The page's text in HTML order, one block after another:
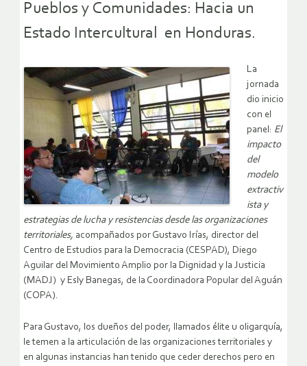
Pueblos y Comunidades: Hacia un
Estado Intercultural en Honduras.
La
jornada
dio inicio
con el
panel: El
impacto
del
modelo
extractiv
ista y
estrategias de lucha y resistencias desde las organizaciones
territoriales, acompañados por Gustavo Irías, director del
Centro de Estudios para la Democracia (CESPAD), Diego
Aguilar del Movimiento Amplio por la Dignidad y la Justicia
(MADJ) y Esly Banegas, de la Coordinadora Popular del Aguán
(COPA).
Para Gustavo, los dueños del poder, llamados élite u oligarquía,
le temen a la articulación de las organizaciones territoriales y
en algunas instancias han tenido que ceder derechos pero en